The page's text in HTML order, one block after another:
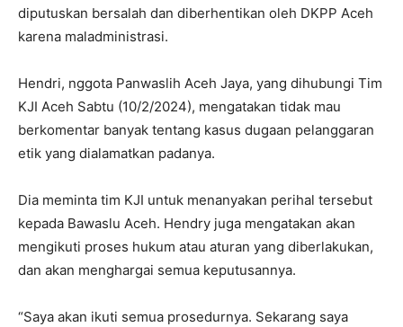
diputuskan bersalah dan diberhentikan oleh DKPP Aceh
karena maladministrasi.
Hendri, nggota Panwaslih Aceh Jaya, yang dihubungi Tim
KJI Aceh Sabtu (10/2/2024), mengatakan tidak mau
berkomentar banyak tentang kasus dugaan pelanggaran
etik yang dialamatkan padanya.
Dia meminta tim KJI untuk menanyakan perihal tersebut
kepada Bawaslu Aceh. Hendry juga mengatakan akan
mengikuti proses hukum atau aturan yang diberlakukan,
dan akan menghargai semua keputusannya.
“Saya akan ikuti semua prosedurnya. Sekarang saya